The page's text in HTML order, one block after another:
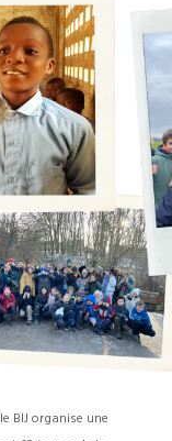
BIJ organise une